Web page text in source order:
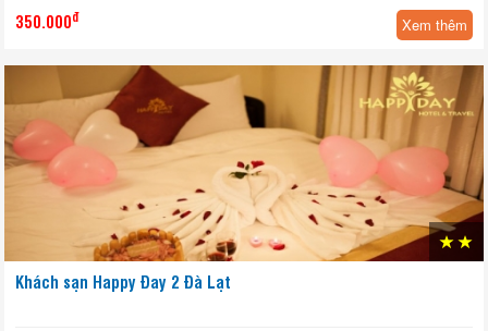
350.000đ Xem thêm
Khách sạn Happy Đay 2 Đà Lạt